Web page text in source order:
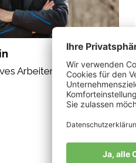
Arbeiten mit der